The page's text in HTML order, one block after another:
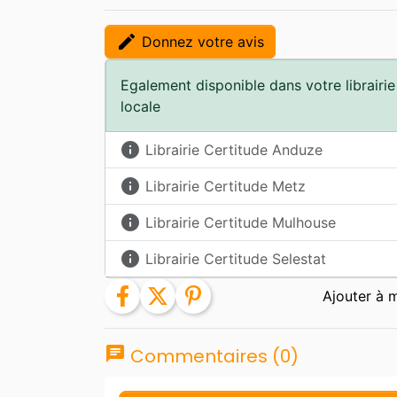
edit Donnez votre avis
Egalement disponible dans votre librairie
locale
info Librairie Certitude Anduze
info Librairie Certitude Metz
info Librairie Certitude Mulhouse
info Librairie Certitude Selestat
facebook twitter pinterest
chat Commentaires (0)